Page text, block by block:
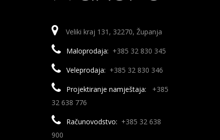
Veliki kraj 131, 32270, Županja
Maloprodaja: +385 32 830 345
Veleprodaja: +385 32 830 346
Projektiranje namještaja:
+385
32 638 776
Računovodstvo: +385 32 638
900